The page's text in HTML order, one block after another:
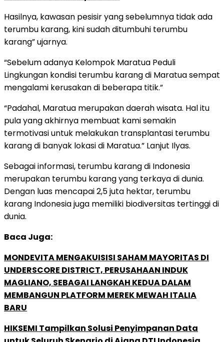
Hasilnya, kawasan pesisir yang sebelumnya tidak ada
terumbu karang, kini sudah ditumbuhi terumbu
karang” ujarnya.
“Sebelum adanya Kelompok Maratua Peduli
Lingkungan kondisi terumbu karang di Maratua sempat
mengalami kerusakan di beberapa titik.”
“Padahal, Maratua merupakan daerah wisata. Hal itu
pula yang akhirnya membuat kami semakin
termotivasi untuk melakukan transplantasi terumbu
karang di banyak lokasi di Maratua.” Lanjut Ilyas.
Sebagai informasi, terumbu karang di Indonesia
merupakan terumbu karang yang terkaya di dunia.
Dengan luas mencapai 2,5 juta hektar, terumbu
karang Indonesia juga memiliki biodiversitas tertinggi di
dunia.
Baca Juga:
MONDEVITA MENGAKUISISI SAHAM MAYORITAS DI
UNDERSCORE DISTRICT, PERUSAHAAN INDUK
MAGLIANO, SEBAGAI LANGKAH KEDUA DALAM
MEMBANGUN PLATFORM MEREK MEWAH ITALIA
BARU
HIKSEMI Tampilkan Solusi Penyimpanan Data